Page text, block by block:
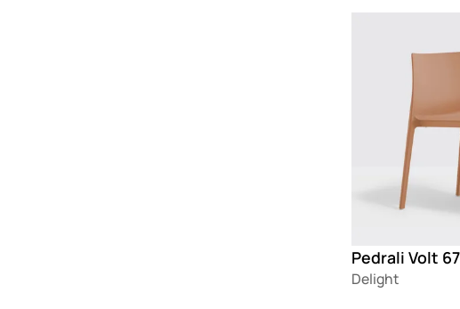
Pedrali Volt
Delight